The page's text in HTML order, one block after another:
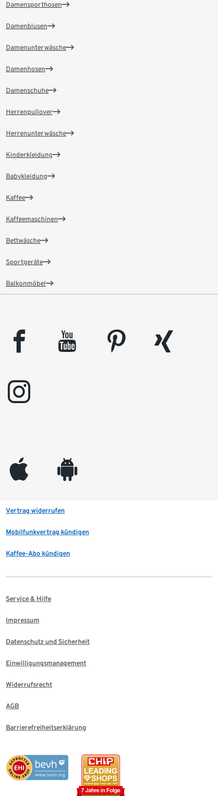
Damensporthosen
Damenblusen
Damenunterwäsche
Damenhosen
Damenschuhe
Herrenpullover
Herrenunterwäsche
Kinderkleidung
Babykleidung
Kaffee
Kaffeemaschinen
Bettwäsche
Sportgeräte
Balkonmöbel
facebook youtube pinterest
xing
instagram
appleinc android
Vertrag widerrufen
Mobilfunkvertrag kündigen
Kaffee-Abo kündigen
Service & Hilfe
Impressum
Datenschutz und Sicherheit
Einwilligungsmanagement
Widerrufsrecht
AGB
Barrierefreiheitserklärung